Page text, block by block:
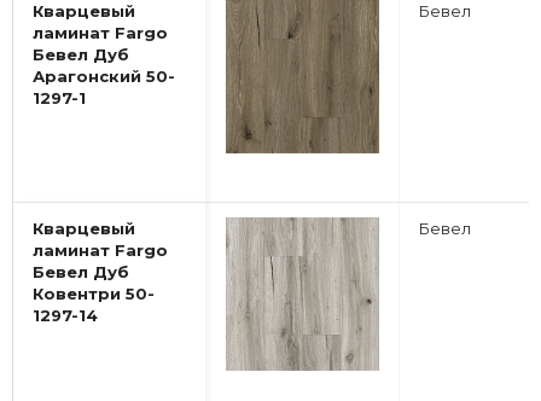
Кварцевый
ламинат Fargo
Бевел Дуб
Арагонский 50-
1297-1
Бевел
Кварцевый
ламинат Fargo
Бевел Дуб
Ковентри 50-
1297-14
Бевел